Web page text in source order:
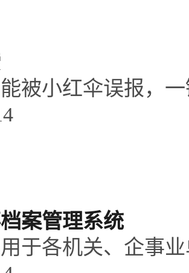
被小红伞误报，
案管理系统
于各机关、企事